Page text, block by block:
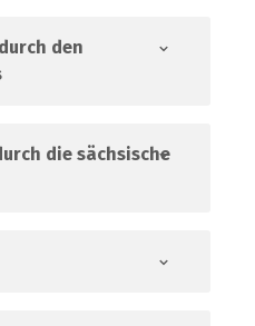
den
die sächsische